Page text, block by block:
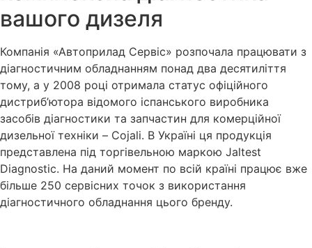
вашого дизеля
Компанія «Автоприлад Сервіс» розпочала працювати з
діагностичним обладнанням понад два десятиліття
тому, а у 2008 році отримала статус офіційного
дистриб’ютора відомого іспанського виробника
засобів діагностики та запчастин для комерційної
дизельної техніки – Cojali. В Україні ця продукція
представлена під торгівельною маркою Jaltest
Diagnostic. На даний момент по всій країні працює вже
більше 250 сервісних точок з використання
діагностичного обладнання цього бренду.